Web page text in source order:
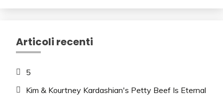
Articoli recenti
5
Kim & Kourtney Kardashian's Petty Beef Is Eternal